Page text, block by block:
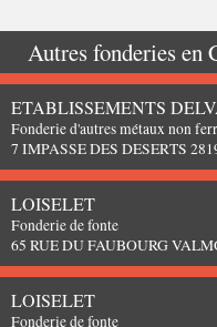
Autres fonderies en
ETABLISSEMENTS
Fonderie d'autres métaux non
7 IMPASSE DES DESERTS
LOISELET
Fonderie de fonte
65 RUE DU FAUBOURG
LOISELET
Fonderie de fonte